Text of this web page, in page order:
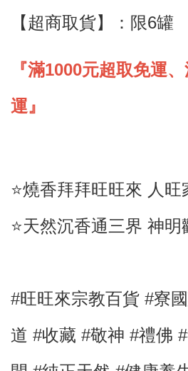
【超商取貨】
：限6罐
『滿1000元超取免運
運』
⭐️燒香拜拜旺旺來 人旺
⭐️天然沉香通三界 神
#旺旺來宗教百貨 #寮
道 #收藏 #敬神 #禮佛